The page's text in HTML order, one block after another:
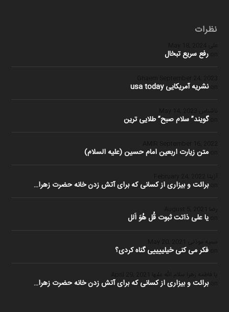
نظرات
علی
رفع سریع تبخال
نشریه آمریکایی usa today
گویند” سلام صبح” طلایی ترین
متن زیارت اربعین امام حسین (علیه السلام)
برائت و بیزاری از کسانی که برای آتش زدن خانه حضرت زهرا…
رضا
یا علی ذاتت ثبوت قُل هُوَ اَلل
سمیه موذنی
فکر می کنی خیلییییی گناه کردی؟
یا فاطمه زهرا سلام الله علیها
برائت و بیزاری از کسانی که برای آتش زدن خانه حضرت زهرا…